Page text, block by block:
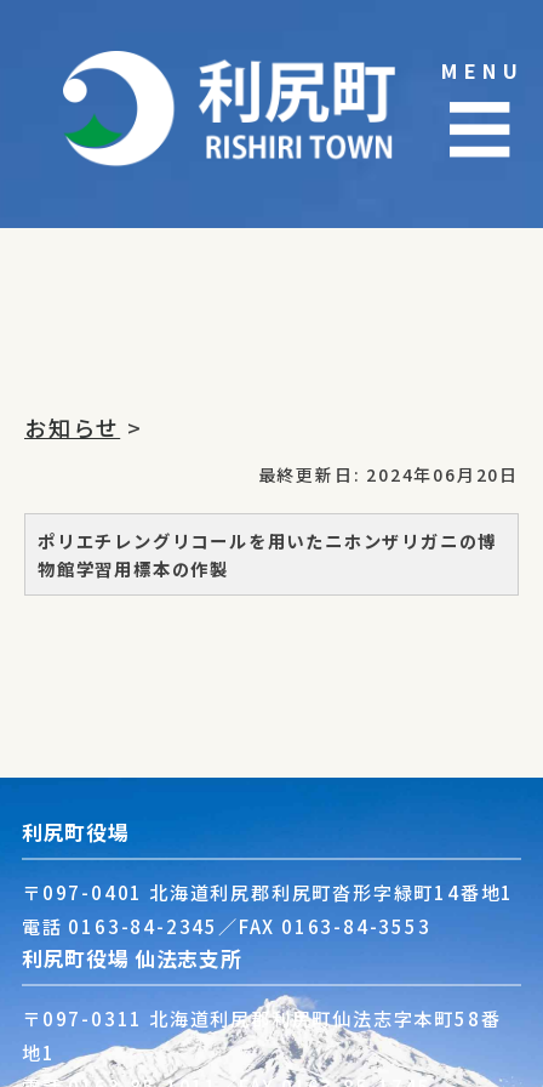
content
MENU
☰
お知らせ >
最終更新日: 2024年06月20日
ポリエチレングリコールを用いたニホンザリガニの博
物館学習用標本の作製
利尻町役場
〒097-0401 北海道利尻郡利尻町沓形字緑町14番地1
電話 0163-84-2345 ／FAX 0163-84-3553
利尻町役場 仙法志支所
〒097-0311 北海道利尻郡利尻町仙法志字本町58番
地1